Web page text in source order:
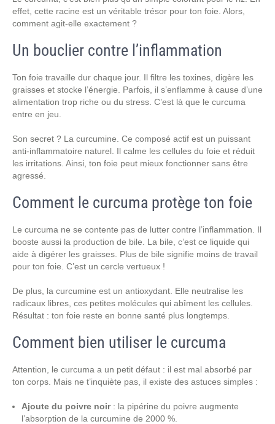
effet, cette racine est un véritable trésor pour ton foie. Alors,
comment agit-elle exactement ?
Un bouclier contre l’inflammation
Ton foie travaille dur chaque jour. Il filtre les toxines, digère les
graisses et stocke l’énergie. Parfois, il s’enflamme à cause d’une
alimentation trop riche ou du stress. C’est là que le curcuma
entre en jeu.
Son secret ? La curcumine. Ce composé actif est un puissant
anti-inflammatoire naturel. Il calme les cellules du foie et réduit
les irritations. Ainsi, ton foie peut mieux fonctionner sans être
agressé.
Comment le curcuma protège ton foie
Le curcuma ne se contente pas de lutter contre l’inflammation. Il
booste aussi la production de bile. La bile, c’est ce liquide qui
aide à digérer les graisses. Plus de bile signifie moins de travail
pour ton foie. C’est un cercle vertueux !
De plus, la curcumine est un antioxydant. Elle neutralise les
radicaux libres, ces petites molécules qui abîment les cellules.
Résultat : ton foie reste en bonne santé plus longtemps.
Comment bien utiliser le curcuma
Attention, le curcuma a un petit défaut : il est mal absorbé par
ton corps. Mais ne t’inquiète pas, il existe des astuces simples :
Ajoute du poivre noir: la pipérine du poivre augmente
l’absorption de la curcumine de 2000 %.